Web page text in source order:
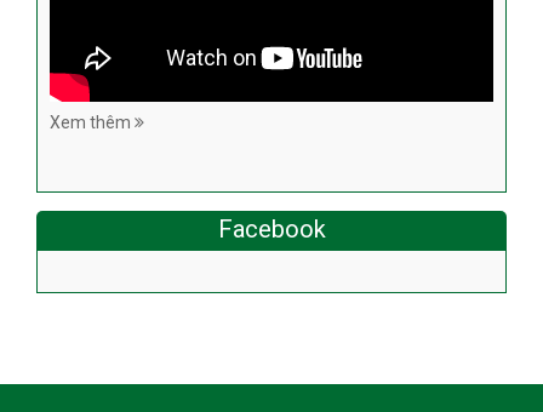
Xem thêm
Facebook